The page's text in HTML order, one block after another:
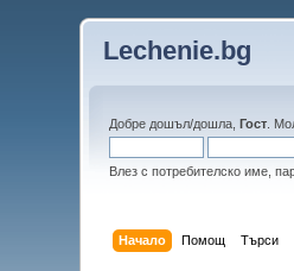
Lechenie.bg
Добре дошъл/дошла,Гост .
Влез с потребителско име,
Начало Помощ Търси